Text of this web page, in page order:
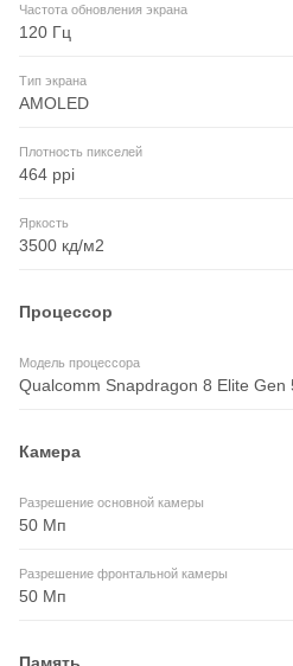
Частота обновления экрана
120 Гц
Тип экрана
AMOLED
Плотность пикселей
464 ppi
Яркость
3500 кд/м2
Процессор
Модель процессора
Qualcomm Snapdragon 8 Elite Gen
Камера
Разрешение основной камеры
50 Мп
Разрешение фронтальной камеры
50 Мп
Память